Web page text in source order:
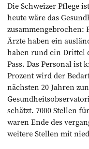
Die Schweizer Pflege
heute wäre das
zusammengebrochen:
Ärzte haben ein
haben rund ein Drittel
Pass. Das Personal ist
Prozent wird der
nächsten 20 Jahren
schätzt. 7000 Stellen
waren Ende des
weitere Stellen mit